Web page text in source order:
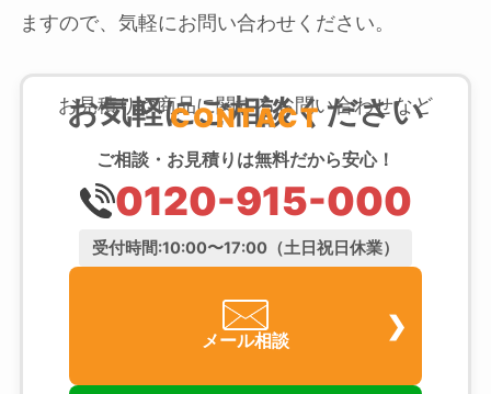
ますので、気軽にお問い合わせください。
お見積りや商品に関するお問い合わせなど
お気軽にご相談ください
CONTACT
ご相談・お見積りは無料だから安心！
0120-915-000
受付時間:10:00〜17:00（土日祝日休業）
メール相談